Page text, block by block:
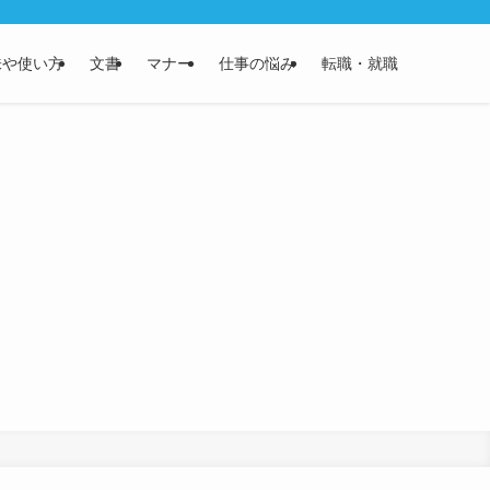
使い方 文書 マナー 仕事の悩み 転職・就職